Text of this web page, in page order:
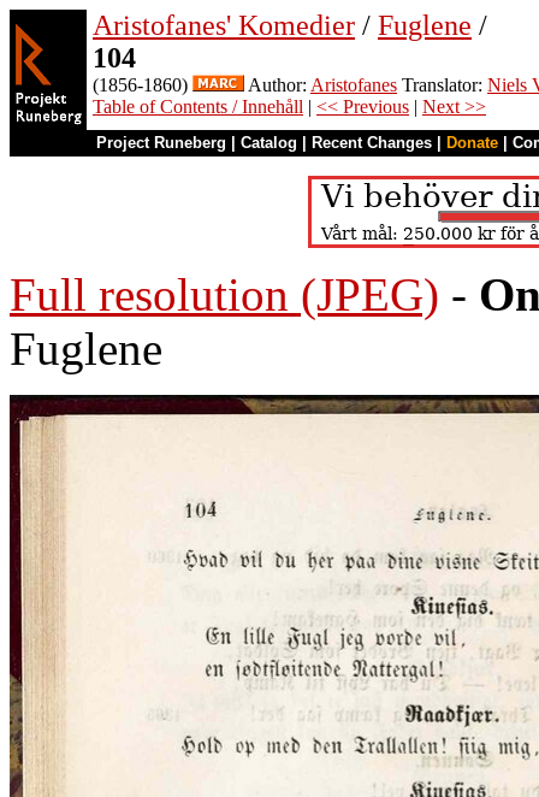
Aristofanes' Komedier / Fuglene /
104
(1856-1860) Author: Aristofanes Translator: Niels
Table of Contents / Innehåll | << Previous | Next >>
Project Runeberg Catalog Recent Changes Donate
Full resolution (JPEG) -
Fuglene